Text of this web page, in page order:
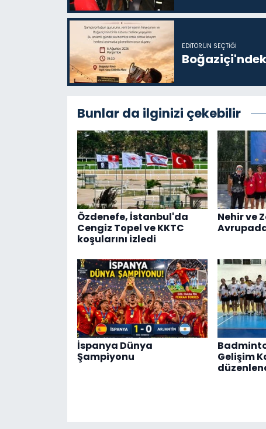
EDITÖRÜN SEÇTIĞI
Bunlar da ilginizi çekebilir
Özdenefe, İstanbul'da
Cengiz Topel ve KKTC
koşularını izledi
Nehir ve
İspanya Dünya
Şampiyonu
Gelişim